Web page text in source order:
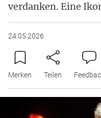
verdanken. Eine
24.05.2026
Merken Teilen